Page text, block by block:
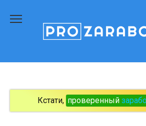
содержанию
Кстати, проверенный